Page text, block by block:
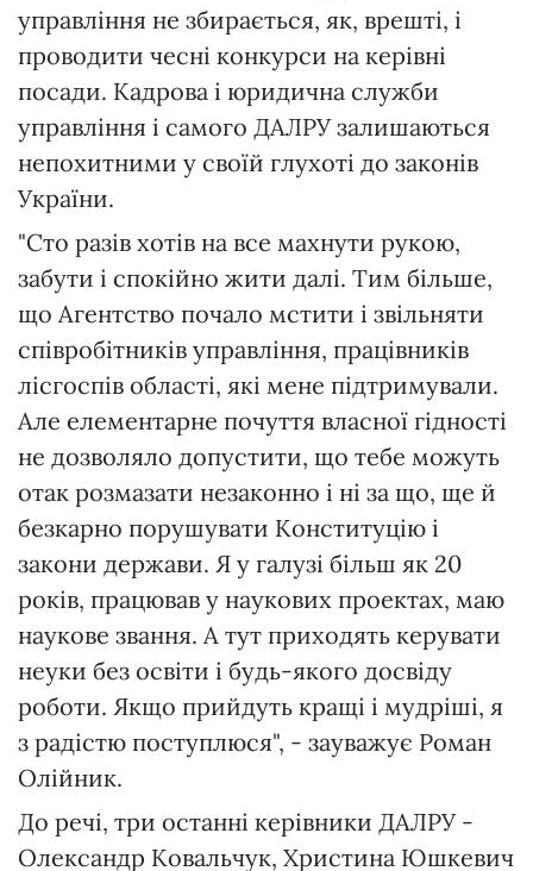
управління не збирається, як, врешті, і
проводити чесні конкурси на керівні
посади. Кадрова і юридична служби
управління і самого ДАЛРУ залишаються
непохитними у своїй глухоті до законів
України.
"Сто разів хотів на все махнути рукою,
забути і спокійно жити далі. Тим більше,
що Агентство почало мстити і звільняти
співробітників управління, працівників
лісгоспів області, які мене підтримували.
Але елементарне почуття власної гідності
не дозволяло допустити, що тебе можуть
отак розмазати незаконно і ні за що, ще й
безкарно порушувати Конституцію і
закони держави. Я у галузі більш як 20
років, працював у наукових проектах, маю
наукове звання. А тут приходять керувати
неуки без освіти і будь-якого досвіду
роботи. Якщо прийдуть кращі і мудріші, я
з радістю поступлюся", - зауважує Роман
Олійник.
До речі, три останні керівники ДАЛРУ -
Олександр Ковальчук, Христина Юшкевич